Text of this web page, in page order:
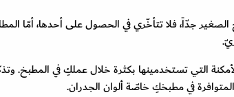
جدّاً، فلا تتأخّري في الحصول على أحدها، أمّا
التي تستخدمينها بكثرة خلال عملكِ في المطبخ.
في مطبخكِ خاصّة ألوان الجدران.